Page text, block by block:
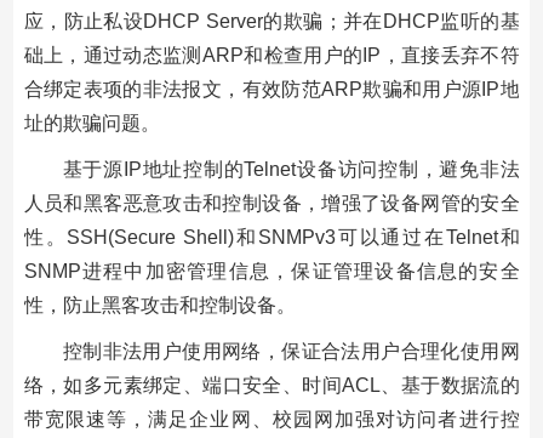
应，防止私设DHCP Server的欺骗；并在DHCP监听的基
础上，通过动态监测ARP和检查用户的IP，直接丢弃不符
合绑定表项的非法报文，有效防范ARP欺骗和用户源IP地
址的欺骗问题。
基于源IP地址控制的Telnet设备访问控制，避免非法
人员和黑客恶意攻击和控制设备，增强了设备网管的安全
性。SSH(Secure Shell)和SNMPv3可以通过在Telnet和
SNMP进程中加密管理信息，保证管理设备信息的安全
性，防止黑客攻击和控制设备。
控制非法用户使用网络，保证合法用户合理化使用网
络，如多元素绑定、端口安全、时间ACL、基于数据流的
带宽限速等，满足企业网、校园网加强对访问者进行控